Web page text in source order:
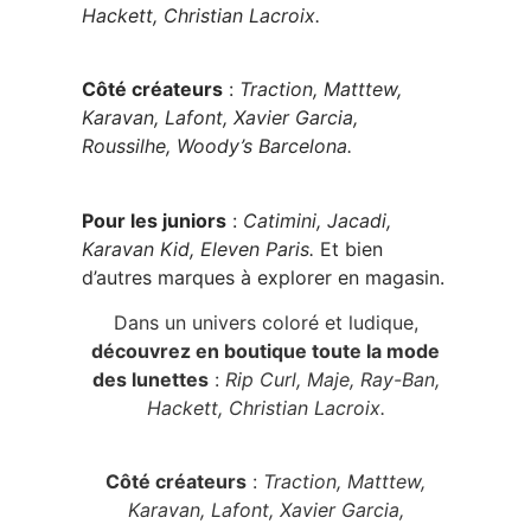
Hackett, Christian Lacroix.
Côté créateurs : Traction, Matttew,
Karavan, Lafont, Xavier Garcia,
Roussilhe, Woody’s Barcelona.
Pour les juniors : Catimini, Jacadi,
Karavan Kid, Eleven Paris. Et bien
d’autres marques à explorer en magasin.
Dans un univers coloré et ludique,
découvrez en boutique toute la mode
des lunettes: Rip Curl, Maje, Ray-Ban,
Hackett, Christian Lacroix.
Côté créateurs : Traction, Matttew,
Karavan, Lafont, Xavier Garcia,